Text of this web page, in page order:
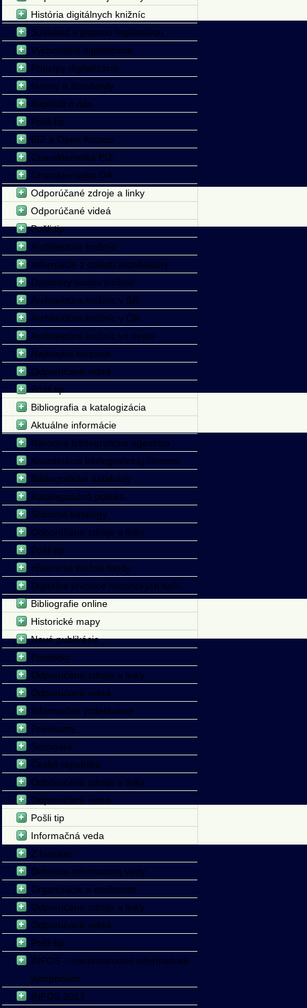
História digitálnych knižníc
Súvislosť s platnou legislatívou
Východiská digitalizácie
Princípy digitalizácie
Normy a štandardy
Napísali o nás
Pošli tip
EIZ a Open Access
Charakteristika EIZ
Charakteristika OA
Odporúčané zdroje a linky
Odporúčané videá
Pošli tip
Architektúra knižníc
Informácie z oblasti architektúry
Databázy budov knižníc
Architektúra knižníc v SR
Architektúra knižníc v ČR
Architektúra knižníc vo svete
Najkrajšie knižnice
Odporúčané videá
Pošli tip
Bibliografia a katalogizácia
Aktuálne informácie
Národná bibliografická agentúra
Koordinácia bibliografickej činnosti
Bibliografické databázy
Katalogizačná politika
Súborné katalógy
Odporúčané zdroje a linky
Pošli tip
Historické knižné fondy
Digitálne knižnice historických tlačí
Bibliografie online
Historické mapy
Nové publikácie
Pomôcky
Odporúčané zdroje a linky
Odporúčané videá
Informačné vzdelávanie
Prieskumy
Semináre
Česká republika
Odporúčané zdroje a linky
Odporúčané videá
Pošli tip
Informačná veda
Z histórie
Definície informačnej vedy
Organizácie a osobnosti
Odporúčané zdroje a linky
Odporúčané videá
Pošli tip
INFOS – medzinárodné informatické
sympózium
INFOS 2017